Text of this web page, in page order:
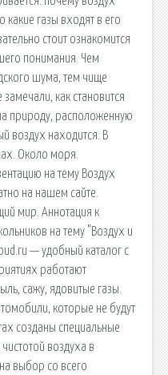
какие газы входят в его
стоит ознакомится
понимания. Чем
шума, тем чище
как становится
природу, расположенную
воздух находится: В
Около моря.
на тему Воздух
на нашем сайте.
мир. Аннотация к
на тему "Воздух и
— удобный каталог с
работают
сажу, ядовитые газы.
которые не будут
созданы специальные
воздуха в
выбор со всего